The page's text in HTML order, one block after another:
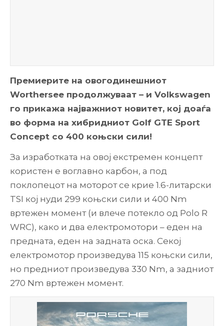
Премиерите на овогодинешниот
Worthersee продолжуваат – и Volkswagen
го прикажа најважниот новитет, кој доаѓа
во форма на хибридниот Golf GTE Sport
Concept со 400 коњски сили!
За изработката на овој екстремен концепт
користен е воглавно карбон, а под
поклопецот на моторот се крие 1.6-литарски
TSI кој нуди 299 коњски сили и 400 Nm
вртежен момент (и влече потекло од Polo R
WRC), како и два електромотори – еден на
предната, еден на задната оска. Секој
електромотор произведува 115 коњски сили,
но предниот произведува 330 Nm, а задниот
270 Nm вртежен момент.